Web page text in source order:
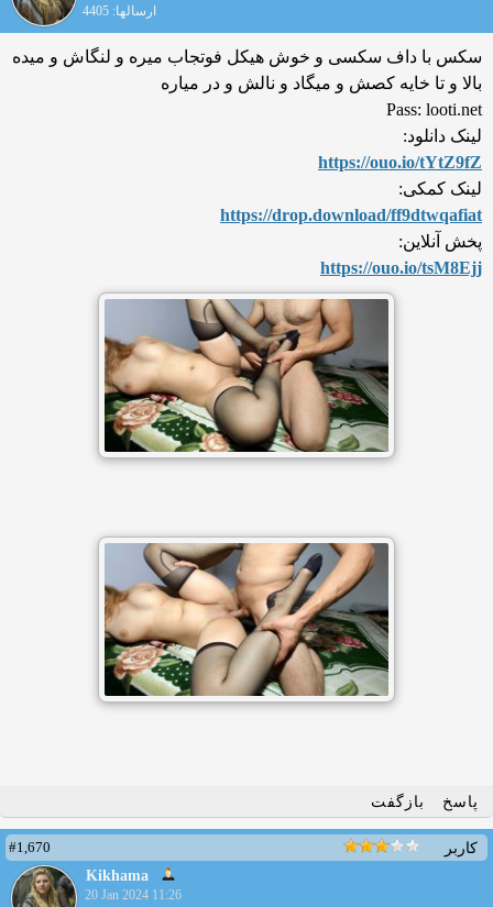
ارسالها: 4405
سکس با داف سکسی و خوش هیکل فوتجاب میره و لنگاش و میده
بالا و تا خایه کصش و میگاد و نالش و در میاره
Pass: looti.net
لینک دانلود:
https://ouo.io/tYtZ9fZ
لینک کمکی:
https://drop.download/ff9dtwqafiat
پخش آنلاین:
https://ouo.io/tsM8Ejj
پاسخ بازگفت
کاربر
#1,670
Kikhama
20 Jan 2024 11:26